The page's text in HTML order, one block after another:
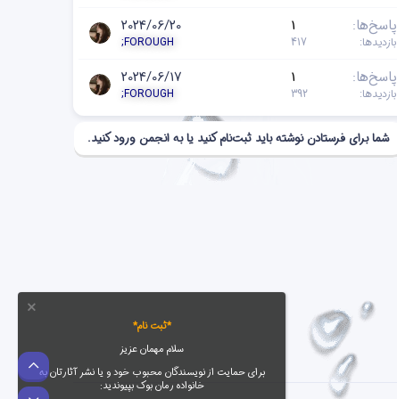
پاسخ‌ها 1
بازدیدها 417
2024/06/20
;FOROUGH
پاسخ‌ها 1
بازدیدها 392
2024/06/17
;FOROUGH
شما برای فرستادن نوشته باید ثبت‌نام کنید یا به انجمن ورود کنید.
*ثبت نام*
سلام مهمان عزیز
برای حمایت از نویسندگان محبوب خود و یا نشر آثارتان به
خانواده رمان بوک بپیوندید:
بالا